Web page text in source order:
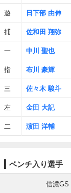
遊 日下部 由伸
捕 佐和田 翔弥
一 中川 聖也
指 布川 豪輝
三 佐々木 駿斗
左 金田 大記
二 濵田 洋輔
ベンチ入り選手
信濃GS